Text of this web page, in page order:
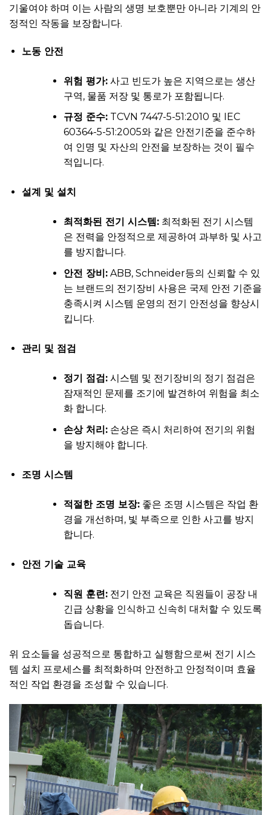
기울여야 하며 이는 사람의 생명 보호뿐만 아니라 기계의 안
정적인 작동을 보장합니다.
노동 안전
위험 평가:사고 빈도가 높은 지역으로는 생산
구역, 물품 저장 및 통로가 포함됩니다.
규정 준수:TCVN 7447-5-51:2010 및 IEC
60364-5-51:2005와 같은 안전기준을 준수하
여 인명 및 자산의 안전을 보장하는 것이 필수
적입니다.
설계 및 설치
최적화된 전기 시스템:최적화된 전기 시스템
은 전력을 안정적으로 제공하여 과부하 및 사고
를 방지합니다.
안전 장비:ABB, Schneider등의 신뢰할 수 있
는 브랜드의 전기장비 사용은 국제 안전 기준을
충족시켜 시스템 운영의 전기 안전성을 향상시
킵니다.
관리 및 점검
정기 점검:시스템 및 전기장비의 정기 점검은
잠재적인 문제를 조기에 발견하여 위험을 최소
화 합니다.
손상 처리:손상은 즉시 처리하여 전기의 위험
을 방지해야 합니다.
조명 시스템
적절한 조명 보장:좋은 조명 시스템은 작업 환
경을 개선하며, 빛 부족으로 인한 사고를 방지
합니다.
안전 기술 교육
직원 훈련:전기 안전 교육은 직원들이 공장 내
긴급 상황을 인식하고 신속히 대처할 수 있도록
돕습니다.
위 요소들을 성공적으로 통합하고 실행함으로써 전기 시스
템 설치 프로세스를 최적화하며 안전하고 안정적이며 효율
적인 작업 환경을 조성할 수 있습니다.